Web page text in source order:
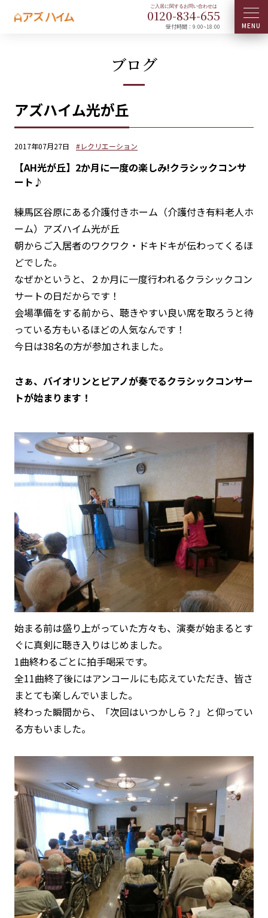
0120-834-655
受付時間：9:00~18:00
ブログ
アズハイム光が丘
2017年07月27日 #レクリエーション
【AH光が丘】2か月に一度の楽しみ!クラシックコンサ
ート♪
練馬区谷原にある介護付きホーム（介護付き有料老人ホ
ーム）アズハイム光が丘
朝からご入居者のワクワク・ドキドキが伝わってくるほ
どでした。
なぜかというと、２か月に一度行われるクラシックコン
サートの日だからです！
会場準備をする前から、聴きやすい良い席を取ろうと待
っている方もいるほどの人気なんです！
今日は38名の方が参加されました。
さぁ、バイオリンとピアノが奏でるクラシックコンサー
トが始まります！
始まる前は盛り上がっていた方々も、演奏が始まるとす
ぐに真剣に聴き入りはじめました。
1曲終わるごとに拍手喝采です。
全11曲終了後にはアンコールにも応えていただき、皆さ
まとても楽しんでいました。
終わった瞬間から、「次回はいつかしら？」と仰ってい
る方もいました。